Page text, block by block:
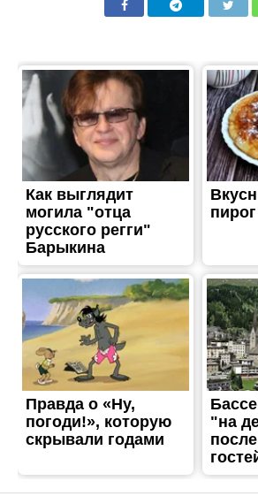
ЖИТТЯ
У Нікополі,
області
рибу у
Опубліковано17.10.2023